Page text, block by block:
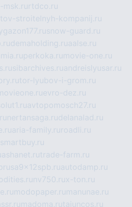
msk.ru rtdco.ru
stroitelnyh-kompanij.ru
snow-guard.ru
demaholding.ruaalse.ru
perkoka.ru movie-one.ru
sibarchives.ruandreislyusar.ru
tor-lyubov-i-grom.ru
movieone.ruevro-dez.ru
avtopomosch27.ru
nertansaga.rudelanalad.ru
aria-family.ru roadli.ru
ashanet.rutrade-farm.ru
autodamp.ru
nv750.rux-ton.ru
modopaper.ru manunae.ru
madoma.rutajuncos.ru